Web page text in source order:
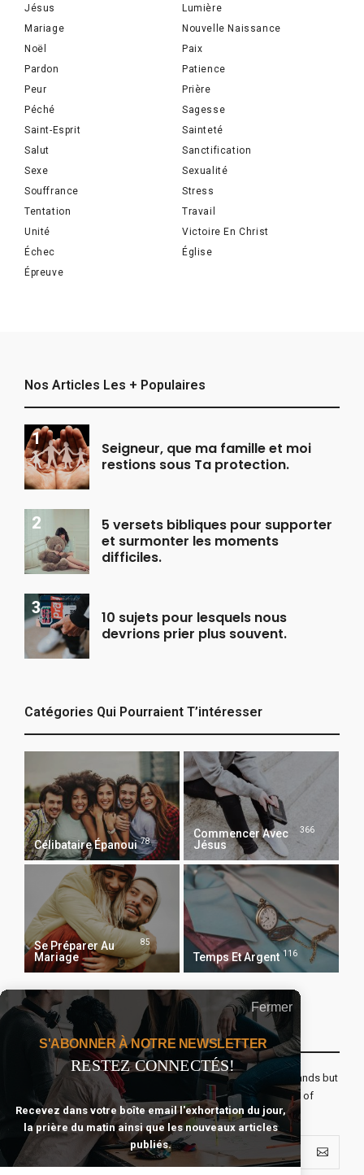
Jésus
Lumière
Mariage
Nouvelle Naissance
Noël
Paix
Pardon
Patience
Peur
Prière
Péché
Sagesse
Saint-Esprit
Sainteté
Salut
Sanctification
Sexe
Sexualité
Souffrance
Stress
Tentation
Travail
Unité
Victoire En Christ
Échec
Église
Épreuve
Nos Articles Les + Populaires
Seigneur, que ma famille et moi
restions sous Ta protection.
5 versets bibliques pour supporter
et surmonter les moments
difficiles.
10 sujets pour lesquels nous
devrions prier plus souvent.
Catégories Qui Pourraient T’intéresser
Célibataire Épanoui 78
Commencer Avec
Jésus
366
Se Préparer Au
Mariage
85
Temps Et Argent 116
Recevoir Notre Newsletter Chaque Matin
The real voyage of discovery consists not in seeking new lands but
seeing with new eyes. All journeys have secret destinations of
which the traveler is unaware.
Fermer
S'ABONNER À NOTRE NEWSLETTER
RESTEZ CONNECTÉS!
Recevez dans votre boîte email l'exhortation du jour,
la prière du matin ainsi que les nouveaux articles
publiés.